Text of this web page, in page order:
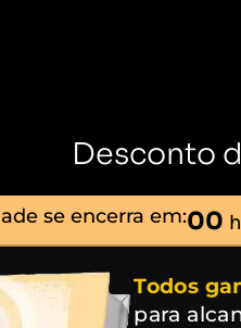
Desconto
se encerra em:00 h
Todos
para